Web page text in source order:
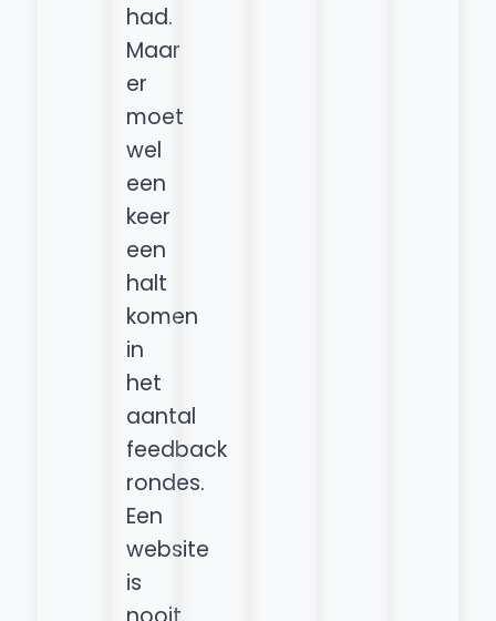
had.
Maar
er
moet
wel
een
keer
een
halt
komen
in
het
aantal
feedback
rondes.
Een
website
is